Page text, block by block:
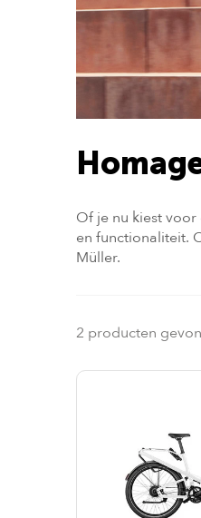
Of je nu kiest
en functionaliteit.
Müller.
2 producten